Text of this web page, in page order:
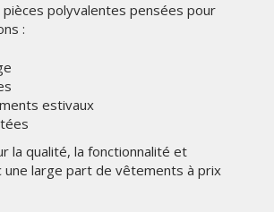
polyvalentes pensées pour
:
estivaux
la qualité, la fonctionnalité et
une large part de vêtements à prix